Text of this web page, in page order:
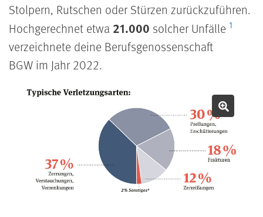
Stolpern, Rutschen oder Stürzen zurückzuführen.
Hochgerechnet etwa 21.000 solcher Unfälle 1
verzeichnete deine Berufsgenossenschaft
BGW im Jahr 2022.